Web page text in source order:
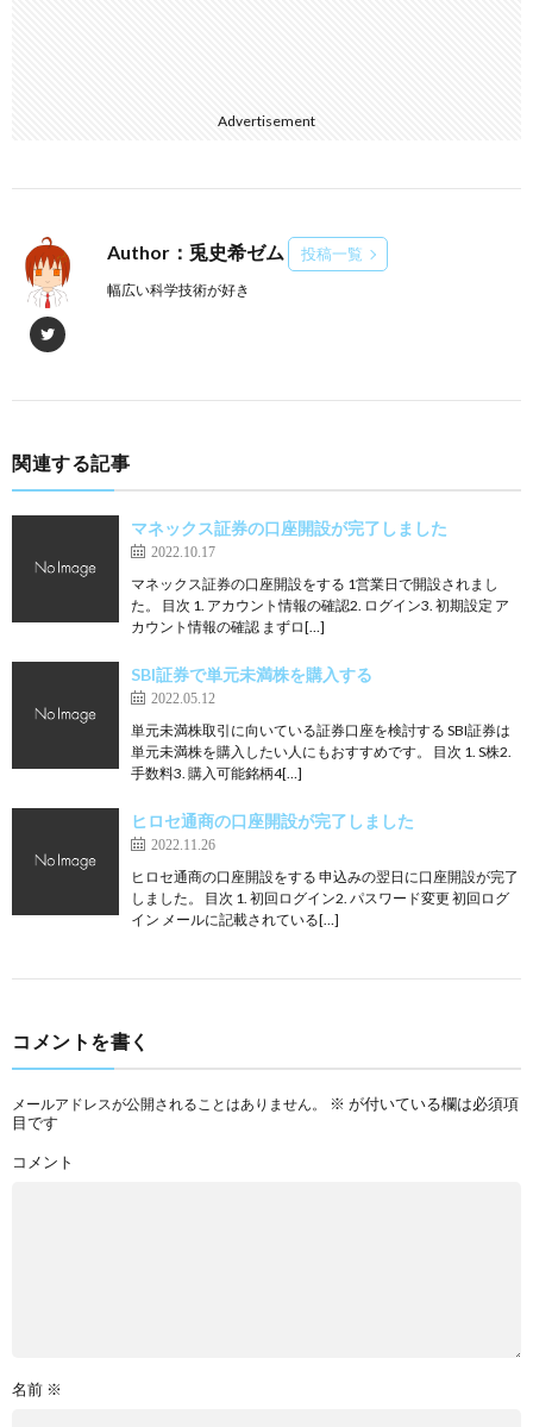
Advertisement
Author：兎史希ゼム 投稿一覧
幅広い科学技術が好き
関連する記事
マネックス証券の口座開設が完了しました
2022.10.17
マネックス証券の口座開設をする 1営業日で開設されまし
た。 目次 1. アカウント情報の確認2. ログイン3. 初期設定 ア
カウント情報の確認 まずロ[…]
SBI証券で単元未満株を購入する
2022.05.12
単元未満株取引に向いている証券口座を検討する SBI証券は
単元未満株を購入したい人にもおすすめです。 目次 1. S株2.
手数料3. 購入可能銘柄4[…]
ヒロセ通商の口座開設が完了しました
2022.11.26
ヒロセ通商の口座開設をする 申込みの翌日に口座開設が完了
しました。 目次 1. 初回ログイン2. パスワード変更 初回ログ
イン メールに記載されている[…]
コメントを書く
メールアドレスが公開されることはありません。 ※ が付いている欄は必須項
目です
コメント
名前 ※